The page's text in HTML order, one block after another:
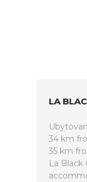
LA
34 km
35 km
La Black